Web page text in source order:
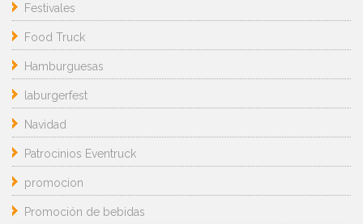
Festivales
Food Truck
Hamburguesas
laburgerfest
Navidad
Patrocinios Eventruck
promocion
Promoción de bebidas